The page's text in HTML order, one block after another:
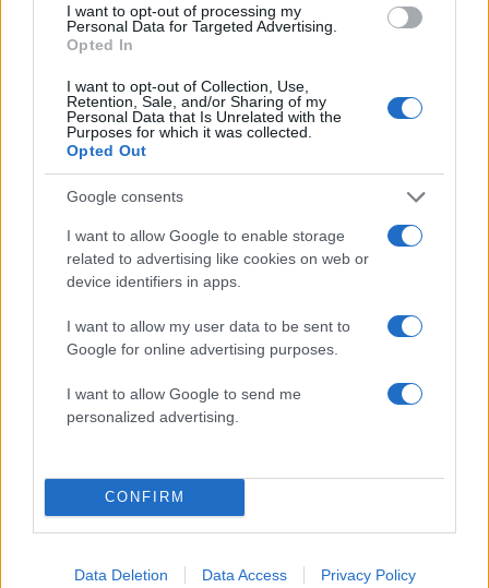
I want to opt-out of processing my
Personal Data for Targeted Advertising.
Opted In
I want to opt-out of Collection, Use,
Retention, Sale, and/or Sharing of my
Personal Data that Is Unrelated with the
Purposes for which it was collected.
Opted Out
Google consents
I want to allow Google to enable storage
related to advertising like cookies on web or
device identifiers in apps.
I want to allow my user data to be sent to
Google for online advertising purposes.
I want to allow Google to send me
personalized advertising.
CONFIRM
Data Deletion Data Access Privacy Policy
Σχόλια
Σχολίασε εδώ
Στη ΓΑΔΑ η 46χρονη που
κατηγορείται για
συμμετοχή στην τραγωδία
της Μαρφίν - Μεταφέρθηκε
απευθείας από το
αεροδρόμιο
σύντομα – Εμείς
τα Στενά του